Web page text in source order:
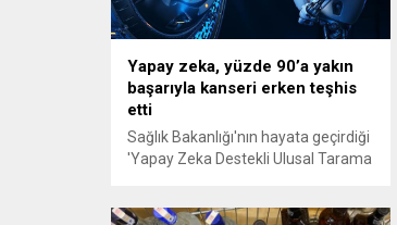
Yapay zeka, yüzde 90’a yakın
başarıyla kanseri erken teşhis
etti
Sağlık Bakanlığı'nın hayata geçirdiği
'Yapay Zeka Destekli Ulusal Tarama